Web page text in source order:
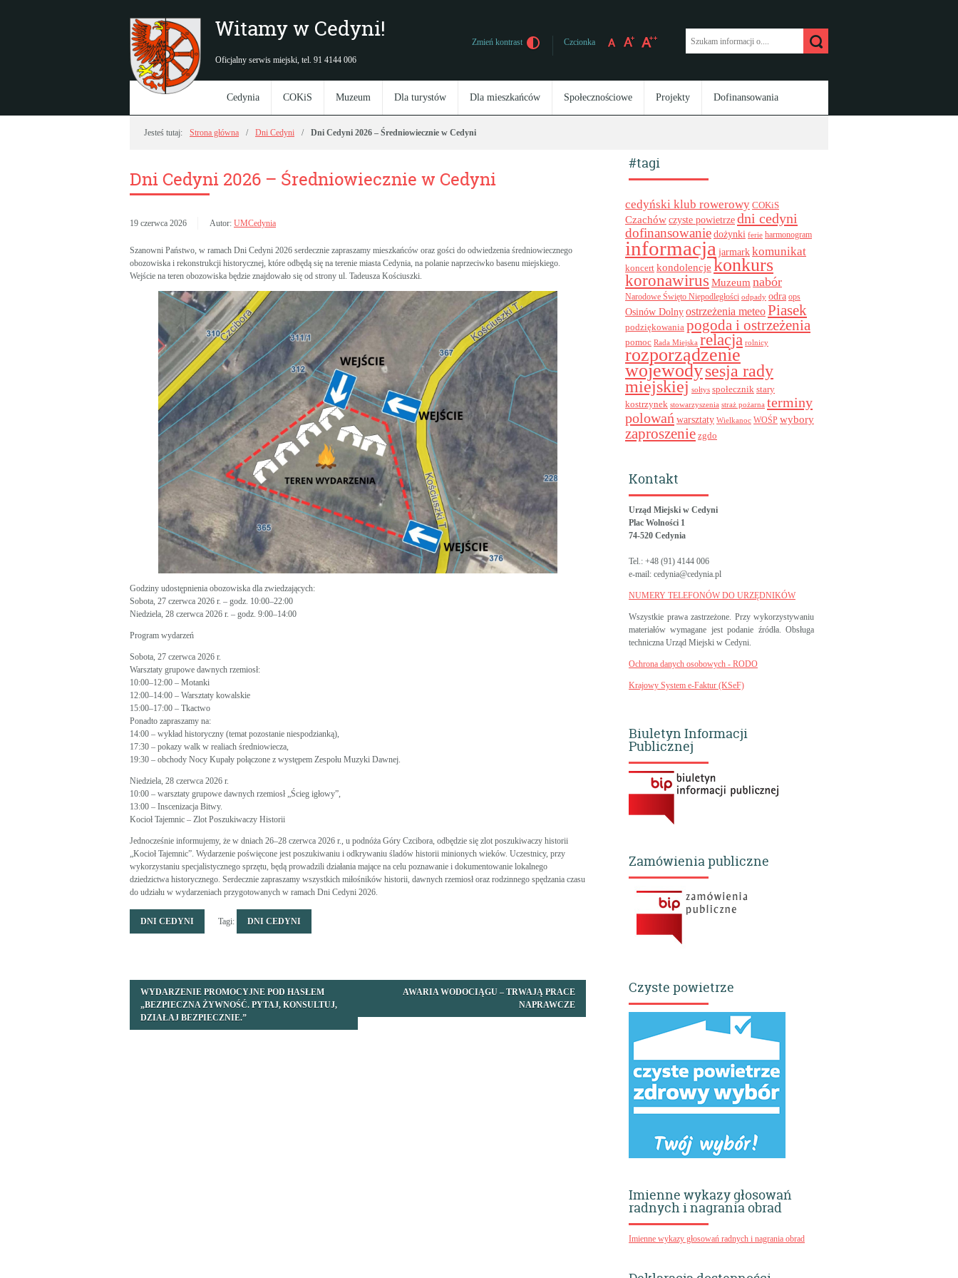
Witamy w Cedyni!
Oficjalny serwis miejski, tel. 91 4144 006
Zmień kontrast Czcionka
Cedynia COKiS Muzeum Dla turystów Dla mieszkańców Społecznościowe Projekty Dofinansowania
Jesteś tutaj: Strona główna Dni Cedyni Dni Cedyni 2026 – Średniowiecznie w Cedyni
Dni Cedyni 2026 – Średniowiecznie w Cedyni
19 czerwca 2026 Autor: UMCedynia
Szanowni Państwo, w ramach Dni Cedyni 2026 serdecznie zapraszamy mieszkańców oraz gości do odwiedzenia średniowiecznego
obozowiska i rekonstrukcji historycznej, które odbędą się na terenie miasta Cedynia, na polanie naprzeciwko basenu miejskiego.
Wejście na teren obozowiska będzie znajdowało się od strony ul. Tadeusza Kościuszki.
Godziny udostępnienia obozowiska dla zwiedzających:
Sobota, 27 czerwca 2026 r. – godz. 10:00–22:00
Niedziela, 28 czerwca 2026 r. – godz. 9:00–14:00
Program wydarzeń
Sobota, 27 czerwca 2026 r.
Warsztaty grupowe dawnych rzemiosł:
10:00–12:00 – Motanki
12:00–14:00 – Warsztaty kowalskie
15:00–17:00 – Tkactwo
Ponadto zapraszamy na:
14:00 – wykład historyczny (temat pozostanie niespodzianką),
17:30 – pokazy walk w realiach średniowiecza,
19:30 – obchody Nocy Kupały połączone z występem Zespołu Muzyki Dawnej.
Niedziela, 28 czerwca 2026 r.
10:00 – warsztaty grupowe dawnych rzemiosł „Ścieg igłowy”,
13:00 – Inscenizacja Bitwy.
Kocioł Tajemnic – Zlot Poszukiwaczy Historii
Jednocześnie informujemy, że w dniach 26–28 czerwca 2026 r., u podnóża Góry Czcibora, odbędzie się zlot poszukiwaczy historii
„Kocioł Tajemnic”. Wydarzenie poświęcone jest poszukiwaniu i odkrywaniu śladów historii minionych wieków. Uczestnicy, przy
wykorzystaniu specjalistycznego sprzętu, będą prowadzili działania mające na celu poznawanie i dokumentowanie lokalnego
dziedzictwa historycznego. Serdecznie zapraszamy wszystkich miłośników historii, dawnych rzemiosł oraz rodzinnego spędzania czasu
do udziału w wydarzeniach przygotowanych w ramach Dni Cedyni 2026.
DNI CEDYNI Tagi: DNI CEDYNI
WYDARZENIE PROMOCYJNE POD HASŁEM
„BEZPIECZNA ŻYWNOŚĆ. PYTAJ, KONSULTUJ,
DZIAŁAJ BEZPIECZNIE.”
AWARIA WODOCIĄGU – TRWAJĄ PRACE
NAPRAWCZE
#tagi
cedyński klub rowerowy COKiS
Czachówczyste powietrzedni cedyni
dofinansowanie dożynki ferie harmonogram
informacja jarmark komunikat
koncert kondolencje konkurs
koronawirus Muzeum nabór
Narodowe Święto Niepodległości odpady odra ops
Osinów Dolnyostrzeżenia meteoPiasek
podziękowania pogoda i ostrzeżenia
pomoc Rada Miejska relacja rolnicy
rozporządzenie
wojewodysesja rady
miejskiej sołtys społecznik stary
kostrzynek stowarzyszenia straż pożarna terminy
polowań warsztaty Wielkanoc WOŚP wybory
zaproszenie zgdo
Kontakt
Urząd Miejski w Cedyni
Plac Wolności 1
74-520 Cedynia
Tel.: +48 (91) 4144 006
e-mail: cedynia@cedynia.pl
NUMERY TELEFONÓW DO URZĘDNIKÓW
Wszystkie prawa zastrzeżone. Przy wykorzystywaniu
materiałów wymagane jest podanie źródła. Obsługa
techniczna Urząd Miejski w Cedyni.
Ochrona danych osobowych - RODO
Krajowy System e-Faktur (KSeF)
Biuletyn Informacji
Publicznej
Zamówienia publiczne
Czyste powietrze
Imienne wykazy głosowań
radnych i nagrania obrad
Imienne wykazy głosowań radnych i nagrania obrad